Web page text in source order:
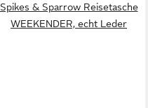
Spikes & Sparrow Reisetasche
WEEKENDER, echt Leder